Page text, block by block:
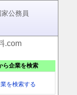
公務員
.com
ら企業を検索
を検索する